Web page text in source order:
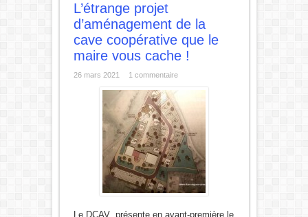
L’étrange projet
d’aménagement de la
cave coopérative que le
maire vous cache !
26 mars 2021 1 commentaire
Le DCAV présente en avant-première le